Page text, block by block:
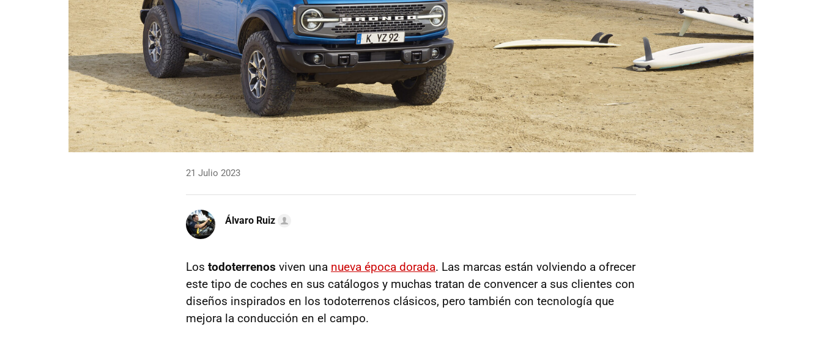
21 Julio 2023
Álvaro Ruiz
Los todoterrenos viven una nueva época dorada. Las marcas están volviendo a ofrecer
este tipo de coches en sus catálogos y muchas tratan de convencer a sus clientes con
diseños inspirados en los todoterrenos clásicos, pero también con tecnología que
mejora la conducción en el campo.